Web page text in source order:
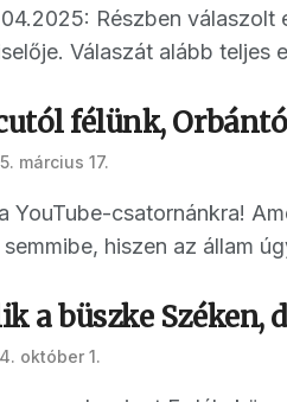
Részben
Válaszát alább teljes
félünk,
március 17.
YouTube-csatornánkra!
hiszen az állam
a büszke
október 1.